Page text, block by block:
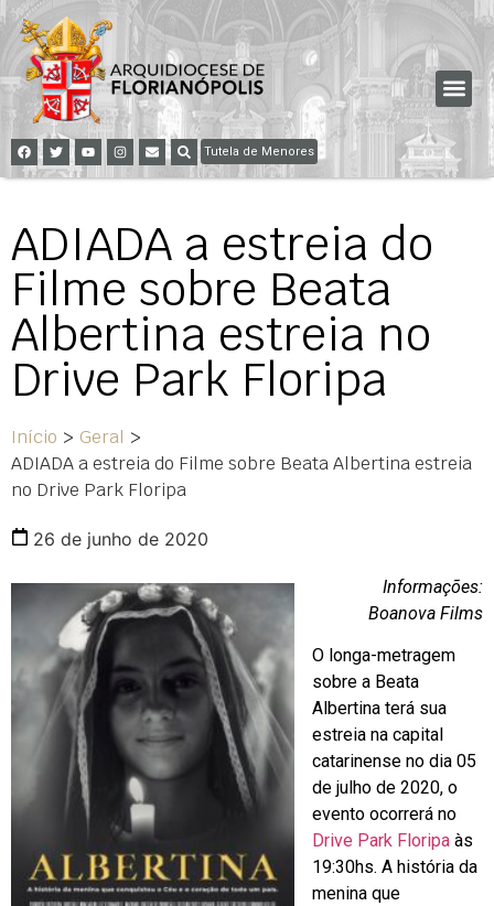
Tutela de Menores
ADIADA a estreia do
Filme sobre Beata
Albertina estreia no
Drive Park Floripa
Início > Geral >
ADIADA a estreia do Filme sobre Beata Albertina estreia
no Drive Park Floripa
26 de junho de 2020
Informações:
Boanova Films
O longa-metragem
sobre a Beata
Albertina terá sua
estreia na capital
catarinense no dia 05
de julho de 2020, o
evento ocorrerá no
Drive Park Floripa às
19:30hs. A história da
menina que